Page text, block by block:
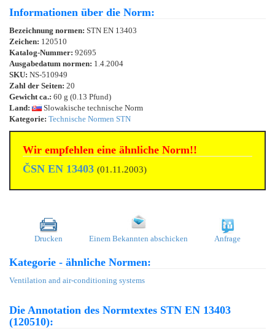
Informationen über die Norm:
Bezeichnung normen: STN EN 13403
Zeichen: 120510
Katalog-Nummer: 92695
Ausgabedatum normen: 1.4.2004
SKU: NS-510949
Zahl der Seiten: 20
Gewicht ca.: 60 g (0.13 Pfund)
Land:
Slowakische technische Norm
Kategorie: Technische Normen STN
Wir empfehlen eine ähnliche Norm!!
ČSN EN 13403 (01.11.2003)
Drucken Einem Bekannten abschicken Anfrage
Kategorie - ähnliche Normen:
Ventilation and air-conditioning systems
Die Annotation des Normtextes STN EN 13403
(120510):